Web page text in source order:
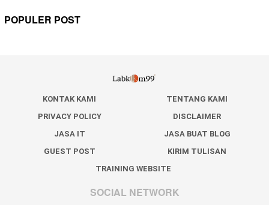
POPULER POST
KONTAK KAMI
TENTANG KAMI
PRIVACY POLICY
DISCLAIMER
JASA IT
JASA BUAT BLOG
GUEST POST
KIRIM TULISAN
TRAINING WEBSITE
SOCIAL NETWORK